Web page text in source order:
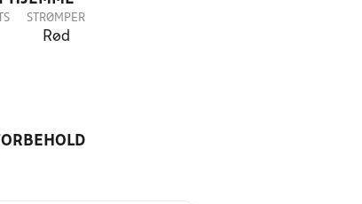
STRØMPER
Rød